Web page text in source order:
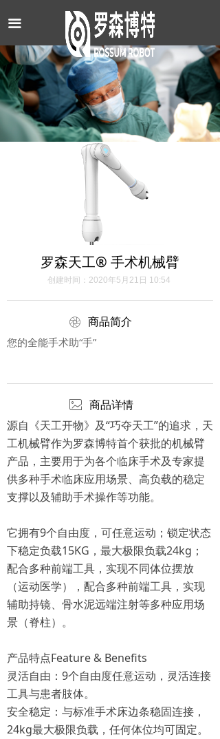
끀
罗森天工® 手术机械臂
商品简介
创建时间： 2020年5月21日 10:54
您的全能手术助“手”
商品详情
源自《天工开物》及“巧夺天工”的追求，天
工机械臂作为罗森博特首个获批的机械臂
产品，主要用于为各个临床手术及专家提
供多种手术临床应用场景、高负载的稳定
支撑以及辅助手术操作等功能。
它拥有9个自由度，可任意运动；锁定状态
下稳定负载15KG，最大极限负载24kg；
配合多种前端工具，实现不同体位摆放
（运动医学），配合多种前端工具，实现
辅助持镜、骨水泥远端注射等多种应用场
景（脊柱）。
产品特点Feature & Benefits
灵活自由：9个自由度任意运动，灵活连接
工具与患者肢体。
安全稳定：与标准手术床边条稳固连接，
24kg最大极限负载，任何体位均可固定。
ꁵ
ꂈ